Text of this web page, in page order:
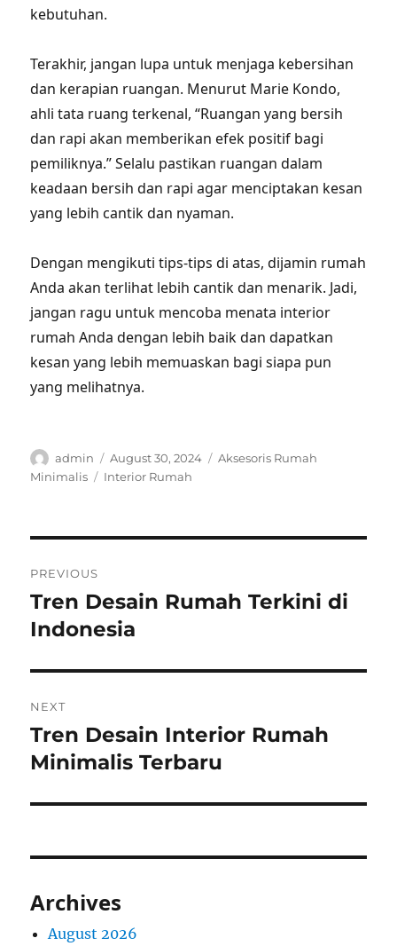
kebutuhan.
Terakhir, jangan lupa untuk menjaga kebersihan
dan kerapian ruangan. Menurut Marie Kondo,
ahli tata ruang terkenal, “Ruangan yang bersih
dan rapi akan memberikan efek positif bagi
pemiliknya.” Selalu pastikan ruangan dalam
keadaan bersih dan rapi agar menciptakan kesan
yang lebih cantik dan nyaman.
Dengan mengikuti tips-tips di atas, dijamin rumah
Anda akan terlihat lebih cantik dan menarik. Jadi,
jangan ragu untuk mencoba menata interior
rumah Anda dengan lebih baik dan dapatkan
kesan yang lebih memuaskan bagi siapa pun
yang melihatnya.
Author
admin
Posted
on
August 30, 2024 Categories
Aksesoris Rumah
Minimalis
Tags
Interior Rumah
navigation
PREVIOUS
Previous
post:
Tren Desain Rumah Terkini di
Indonesia
NEXT
Next
post:
Tren Desain Interior Rumah
Minimalis Terbaru
Archives
August 2026